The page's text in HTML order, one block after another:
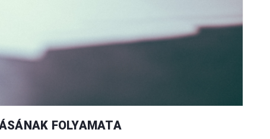
FOLYAMATA